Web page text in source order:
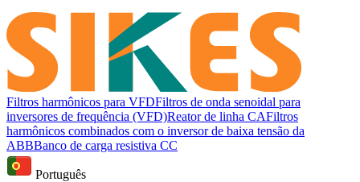
Filtros harmônicos para VFDFiltros de onda senoidal para
inversores de frequência (VFD)Reator de linha CAFiltros
harmônicos combinados com o inversor de baixa tensão da
ABBBanco de carga resistiva CC
Português